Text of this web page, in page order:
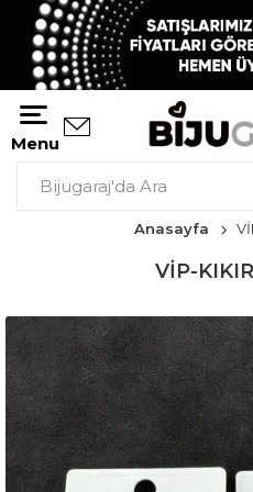
Menu
Anasayfa
VİP-